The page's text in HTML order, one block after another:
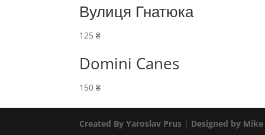
Вулиця Гнатюка
125₴
Domini Canes
150₴
Created By Yaroslav Prus | Designed by